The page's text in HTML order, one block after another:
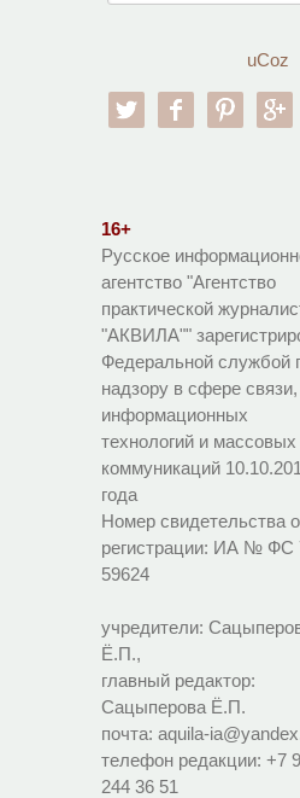
uCoz
twitter facebookpinterest
16+
Русское
агентство "Агентство
практической
"АКВИЛА""
Федеральной службой
надзору в сфере связи,
информационных
технологий и массовых
коммуникаций
года
Номер свидетельства о
регистрации: ИА № ФС
59624
учредители:
Ё.П.,
главный редактор:
Сацыперова Ё.П.
почта: aquila-
телефон редакции: +7
244 36 51